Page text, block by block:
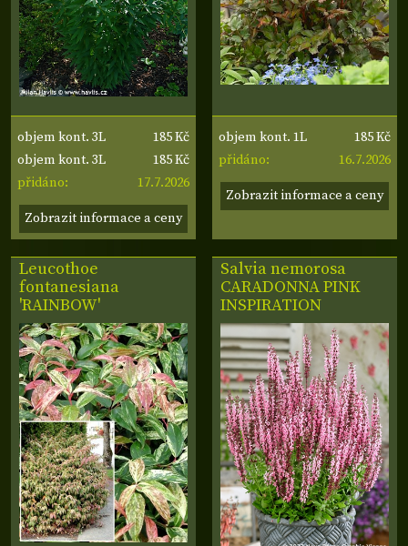
objem kont. 3L
185 Kč
objem kont. 3L
185 Kč
přidáno:
17.7.2026
Zobrazit informace a ceny
objem kont. 1L
185 Kč
přidáno:
16.7.2026
Zobrazit informace a ceny
Leucothoe
fontanesiana
'RAINBOW'
Salvia nemorosa
CARADONNA PINK
INSPIRATION